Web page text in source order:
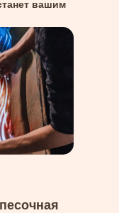
вашим
поколения
слова!